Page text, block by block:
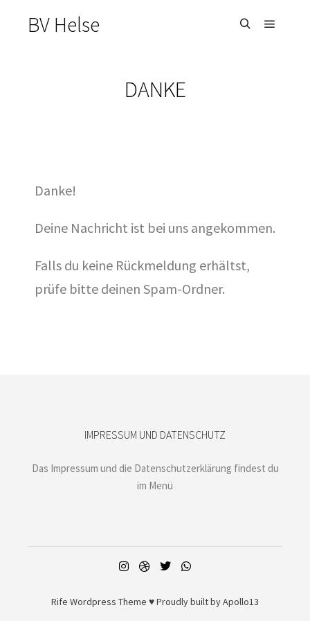
BV Helse
DANKE
Danke!
Deine Nachricht ist bei uns angekommen.
Falls du keine Rückmeldung erhältst,
prüfe bitte deinen Spam-Ordner.
IMPRESSUM UND DATENSCHUTZ
Das Impressum und die Datenschutzerklärung findest du
im Menü
Rife Wordpress Theme ♥ Proudly built byApollo13